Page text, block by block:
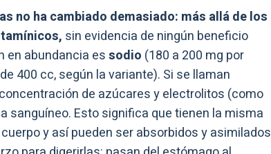
no ha cambiado demasiado: más allá de los
sin evidencia de ningún beneficio
en abundancia essodio (180 a 200 mg por
400 cc, según la variante). Si se llaman
de azúcares y electrolitos (como
sanguíneo. Esto significa que tienen la misma
y así pueden ser absorbidos y asimilados